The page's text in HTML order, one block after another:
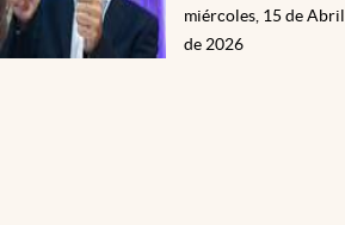
miércoles, 15 de Abril
de 2026